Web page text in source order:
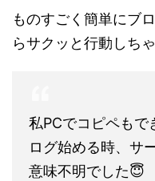
ものすごく簡単にブ
らサクッと行動しち
私PCでコピペもで
ログ始める時、サ
意味不明でした😇